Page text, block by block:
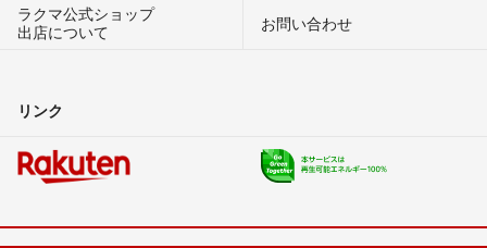
ラクマ公式ショップ
出店について
お問い合わせ
リンク